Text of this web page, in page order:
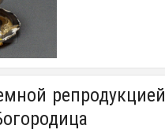
репродукцией